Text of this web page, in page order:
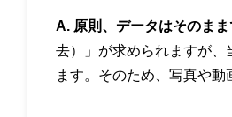
A. 原則、データはそのまま
去）」が求められますが、
ます。そのため、写真や